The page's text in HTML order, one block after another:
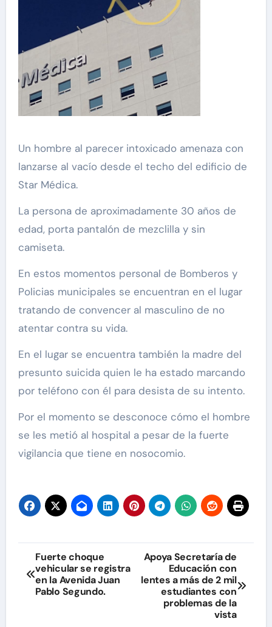
Un hombre al parecer intoxicado amenaza con
lanzarse al vacío desde el techo del edificio de
Star Médica.
La persona de aproximadamente 30 años de
edad, porta pantalón de mezclilla y sin
camiseta.
En estos momentos personal de Bomberos y
Policias municipales se encuentran en el lugar
tratando de convencer al masculino de no
atentar contra su vida.
En el lugar se encuentra también la madre del
presunto suicida quien le ha estado marcando
por teléfono con él para desista de su intento.
Por el momento se desconoce cómo el hombre
se les metió al hospital a pesar de la fuerte
vigilancia que tiene en nosocomio.
Navegación
de
entradas
Fuerte choque
vehicular se registra
en la Avenida Juan
Pablo Segundo.
Apoya Secretaría de
Educación con
lentes a más de 2 mil
estudiantes con
problemas de la
vista